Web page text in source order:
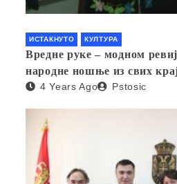
ИСТАКНУТО КУЛТУРА
Вредне руке – модном
народне ношње из свих
4 Years Ago Pstosic